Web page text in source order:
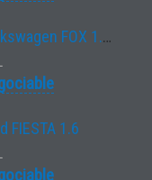
Volkswagen FOX 1.6 CONNECT
FIESTA 1.6